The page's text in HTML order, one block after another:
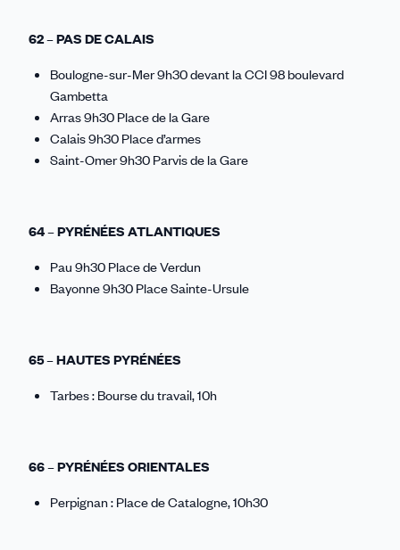
62 – PAS DE CALAIS
Boulogne-sur-Mer 9h30 devant la CCI 98 boulevard
Gambetta
Arras 9h30 Place de la Gare
Calais 9h30 Place d’armes
Saint-Omer 9h30 Parvis de la Gare
64 – PYRÉNÉES ATLANTIQUES
Pau 9h30 Place de Verdun
Bayonne 9h30 Place Sainte-Ursule
65 – HAUTES PYRÉNÉES
Tarbes : Bourse du travail, 10h
66 – PYRÉNÉES ORIENTALES
Perpignan : Place de Catalogne, 10h30